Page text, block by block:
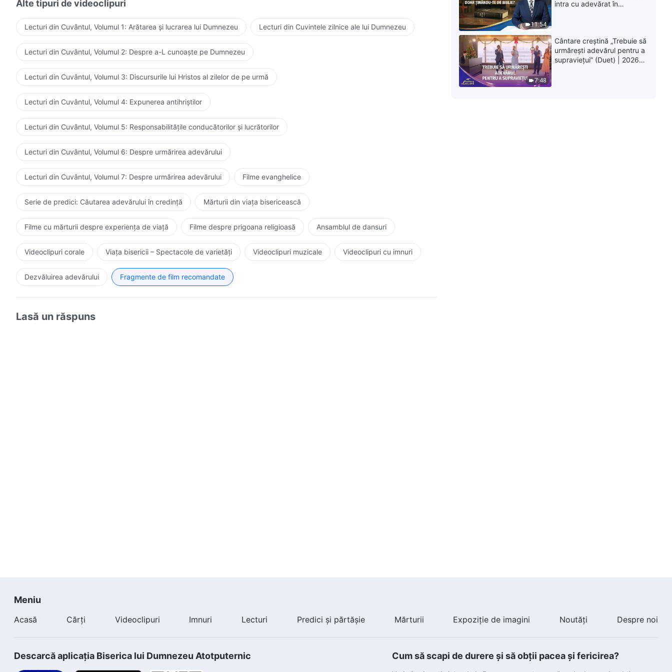
Alte tipuri de videoclipuri
Lecturi din Cuvântul, Volumul 1: Arătarea și lucrarea lui Dumnezeu Lecturi din Cuvintele zilnice ale lui Dumnezeu
Lecturi din Cuvântul, Volumul 2: Despre a-L cunoaște pe Dumnezeu
Lecturi din Cuvântul, Volumul 3: Discursurile lui Hristos al zilelor de pe urmă
Lecturi din Cuvântul, Volumul 4: Expunerea antihriștilor
Lecturi din Cuvântul, Volumul 5: Responsabilitățile conducătorilor și lucrătorilor
Lecturi din Cuvântul, Volumul 6: Despre urmărirea adevărului
Lecturi din Cuvântul, Volumul 7: Despre urmărirea adevărului Filme evanghelice
Serie de predici: Căutarea adevărului în credință Mărturii din viața bisericească
Filme cu mărturii despre experiența de viață Filme despre prigoana religioasă Ansamblul de dansuri
Videoclipuri corale Viața bisericii – Spectacole de varietăți Videoclipuri muzicale Videoclipuri cu imnuri
Dezvăluirea adevărului Fragmente de film recomandate
Lasă un răspuns
11:54
intra cu adevărat în
7:48
Cântare creștină „Trebuie să
urmărești adevărul pentru a
supraviețui” (Duet) | 2026
Meniu
Acasă Cărți Videoclipuri Imnuri Lecturi Predici și părtășie Mărturii Expoziție de imagini Noutăți Despre noi
Descarcă aplicația Biserica lui Dumnezeu Atotputernic Cum să scapi de durere și să obții pacea și fericirea?